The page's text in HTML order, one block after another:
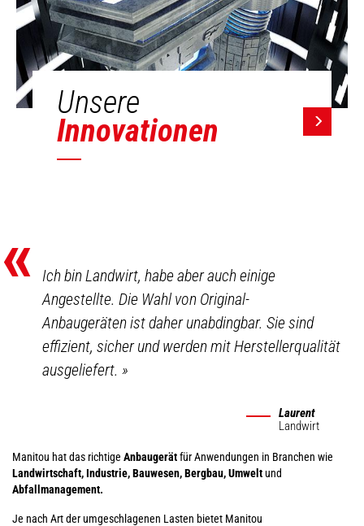
Unsere
Innovationen
«
Ich bin Landwirt, habe aber auch einige
Angestellte. Die Wahl von Original-
Anbaugeräten ist daher unabdingbar. Sie sind
effizient, sicher und werden mit Herstellerqualität
ausgeliefert.»
Laurent
Landwirt
Manitou hat das richtige Anbaugerätfür Anwendungen in Branchen wie
Landwirtschaft, Industrie, Bauwesen, Bergbau, Umweltund
Abfallmanagement.
Je nach Art der umgeschlagenen Lasten bietet Manitou